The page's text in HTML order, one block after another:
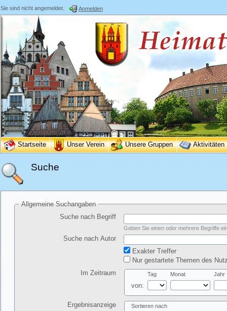
Sie sind nicht angemeldet. Anmelden
Startseite Unser Verein Unsere Gruppen Aktivitäten
Suche
Allgemeine Suchangaben
Suche nach Begriff
Geben Sie einen oder mehrere Begriffe
Suche nach Autor
Exakter Treffer
Nur gestartete Themen des
Im Zeitraum
von:
Tag Monat Jahr
Ergebnisanzeige Sortieren nach